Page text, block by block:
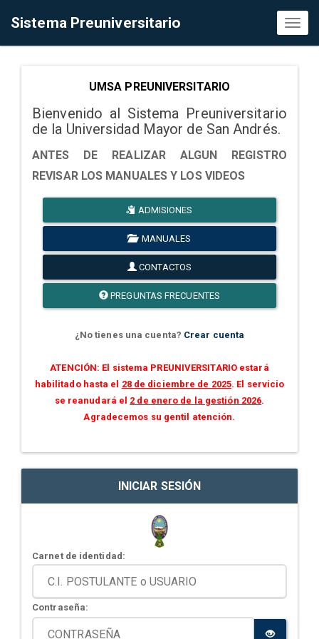
Sistema Preuniversitario
UMSA PREUNIVERSITARIO
Bienvenido al Sistema Preuniversitario
de la Universidad Mayor de San Andrés.
ANTES DE REALIZAR ALGUN REGISTRO
REVISAR LOS MANUALES Y LOS VIDEOS
ADMISIONES
MANUALES
CONTACTOS
PREGUNTAS FRECUENTES
¿No tienes una cuenta? Crear cuenta
ATENCIÓN: El sistema PREUNIVERSITARIO estará
habilitado hasta el 28 de diciembre de 2025. El servicio
se reanudará el 2 de enero de la gestión 2026.
Agradecemos su gentil atención.
INICIAR SESIÓN
Carnet de identidad:
Contraseña: